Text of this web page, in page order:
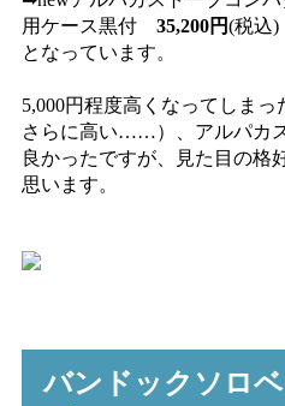
用ケース黒付 35,200円(税込)
となっています。
5,000円程度高くなってしま
さらに高い……）、アルパカ
良かったですが、見た目の格
思います。
バンドックソロ